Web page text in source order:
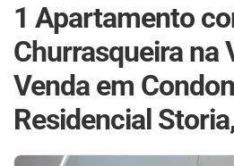
1 Apartamento
Churrasqueira na
Venda em
Residencial